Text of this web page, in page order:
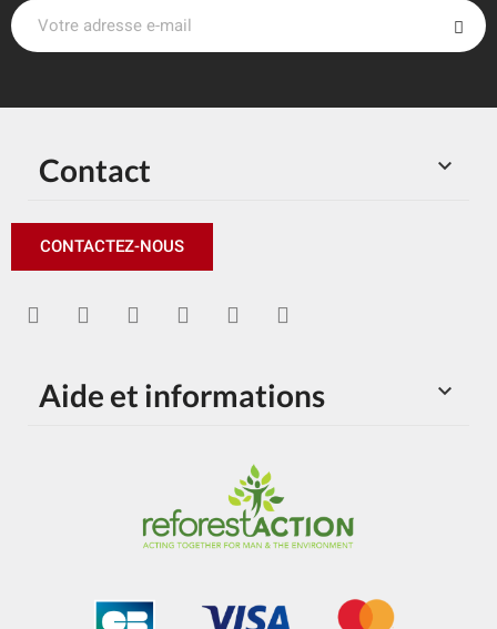

Contact
CONTACTEZ-NOUS

Aide et informations